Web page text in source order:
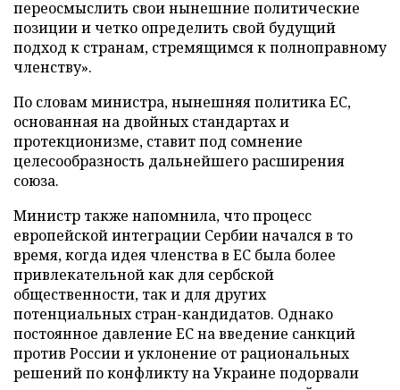
переосмыслить свои нынешние политические
позиции и четко определить свой будущий
подход к странам, стремящимся к полноправному
членству».
По словам министра, нынешняя политика ЕС,
основанная на двойных стандартах и
протекционизме, ставит под сомнение
целесообразность дальнейшего расширения
союза.
Министр также напомнила, что процесс
европейской интеграции Сербии начался в то
время, когда идея членства в ЕС была более
привлекательной как для сербской
общественности, так и для других
потенциальных стран-кандидатов. Однако
постоянное давление ЕС на введение санкций
против России и уклонение от рациональных
решений по конфликту на Украине подорвали